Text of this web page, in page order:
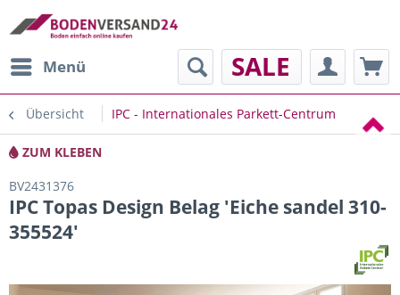
Menü SALE
Übersicht IPC - Internationales Parkett-Centrum
ZUM KLEBEN
BV2431376
IPC Topas Design Belag 'Eiche sandel 310-
355524'